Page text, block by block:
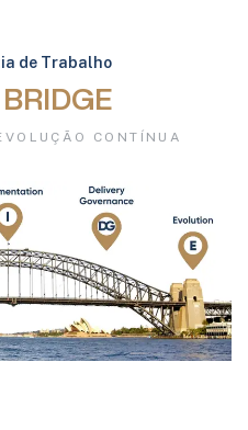
de Trabalho
BRIDGE
CONTÍNUA